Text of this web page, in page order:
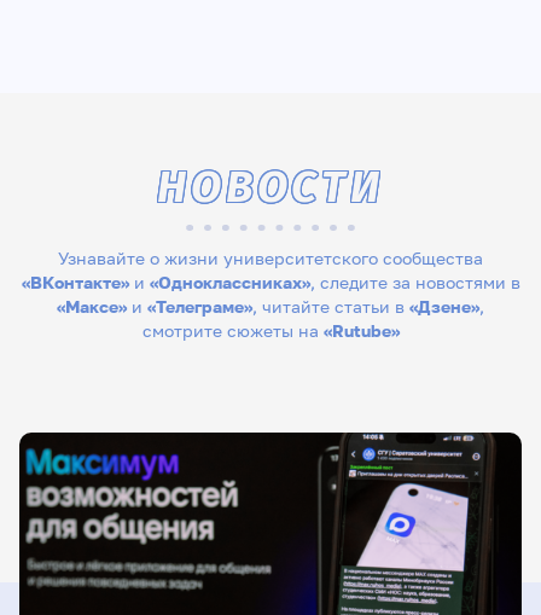
Узнавайте о жизни университетского сообщества
«ВКонтакте»и «Одноклассниках», следите за новостями в
«Максе» и «Телеграме», читайте статьи в «Дзене»,
смотрите сюжеты на «Rutube»
НОВОСТИ